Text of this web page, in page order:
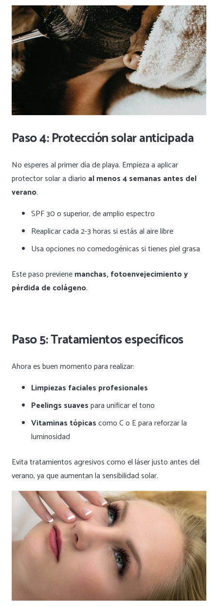
Paso 4: Protección solar anticipada
No esperes al primer día de playa. Empieza a aplicar
protector solar a diario al menos 4 semanas antes del
verano.
SPF 30 o superior, de amplio espectro
Reaplicar cada 2-3 horas si estás al aire libre
Usa opciones no comedogénicas si tienes piel grasa
Este paso previenemanchas, fotoenvejecimiento y
pérdida de colágeno.
Paso 5: Tratamientos específicos
Ahora es buen momento para realizar:
Limpiezas faciales profesionales
Peelings suavespara unificar el tono
Vitaminas tópicascomo C o E para reforzar la
luminosidad
Evita tratamientos agresivos como el láser justo antes del
verano, ya que aumentan la sensibilidad solar.